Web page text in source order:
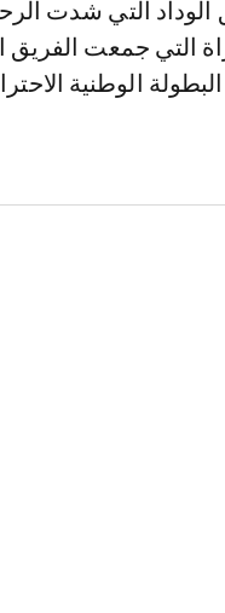
التي جمعت